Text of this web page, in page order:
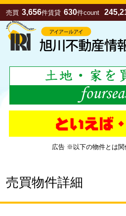
売買 3,656件賃貸 630件count
広告 ※以下の物件とは関
売買物件詳細